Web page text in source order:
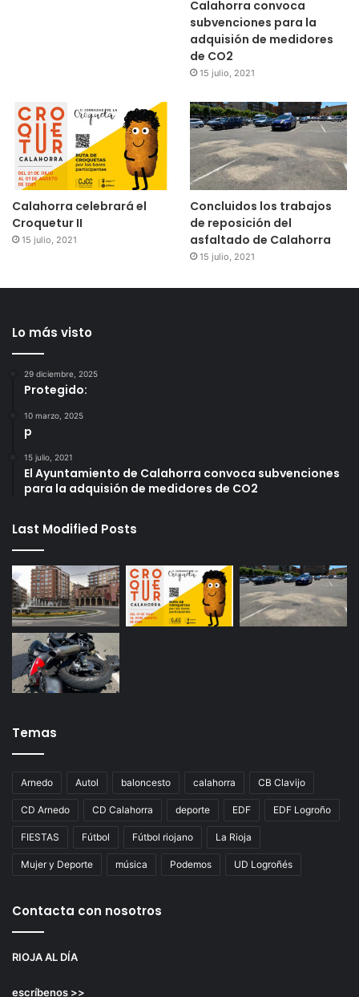
Calahorra convoca
subvenciones para la
adquisión de medidores
de CO2
15 julio, 2021
Calahorra celebrará el
Croquetur II
15 julio, 2021
Concluidos los trabajos
de reposición del
asfaltado de Calahorra
15 julio, 2021
Lo más visto
29 diciembre, 2025
Protegido:
10 marzo, 2025
p
15 julio, 2021
El Ayuntamiento de Calahorra convoca subvenciones
para la adquisión de medidores de CO2
Last Modified Posts
Temas
Arnedo Autol baloncesto calahorra CB Clavijo
CD Arnedo CD Calahorra deporte EDF EDF Logroño
FIESTAS Fútbol Fútbol riojano La Rioja
Mujer y Deporte música Podemos UD Logroñés
Contacta con nosotros
RIOJA AL DÍA
escríbenos >>